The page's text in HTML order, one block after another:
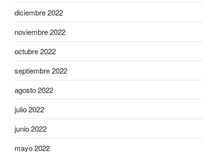
diciembre 2022
noviembre 2022
octubre 2022
septiembre 2022
agosto 2022
julio 2022
junio 2022
mayo 2022